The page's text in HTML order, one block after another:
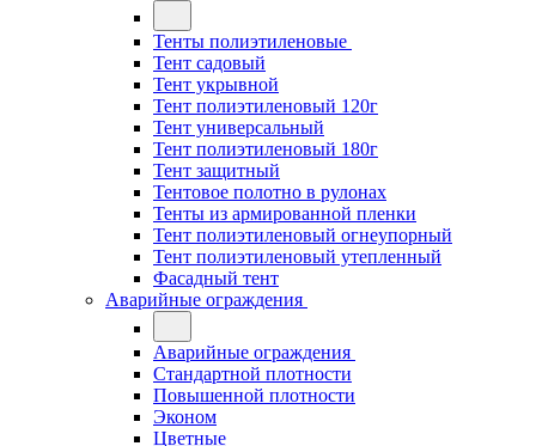
Тенты полиэтиленовые
Тент садовый
Тент укрывной
Тент полиэтиленовый 120г
Тент универсальный
Тент полиэтиленовый 180г
Тент защитный
Тентовое полотно в рулонах
Тенты из армированной пленки
Тент полиэтиленовый огнеупорный
Тент полиэтиленовый утепленный
Фасадный тент
Аварийные ограждения
Аварийные ограждения
Стандартной плотности
Повышенной плотности
Эконом
Цветные